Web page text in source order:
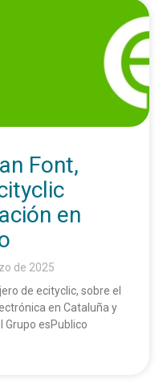
Font,
en
de 2025
de ecityclic, sobre el
en Cataluña y
Grupo esPublico